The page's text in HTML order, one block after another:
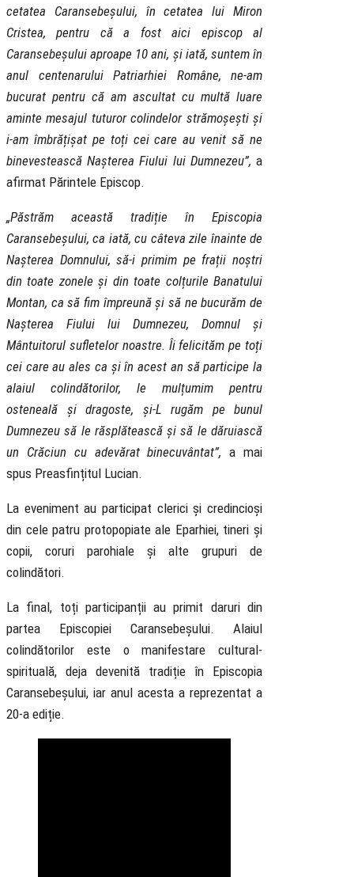
cetatea Caransebeșului, în cetatea lui Miron
Cristea, pentru că a fost aici episcop al
Caransebeșului aproape 10 ani, și iată, suntem în
anul centenarului Patriarhiei Române, ne-am
bucurat pentru că am ascultat cu multă luare
aminte mesajul tuturor colindelor strămoșești și
i-am îmbrățișat pe toți cei care au venit să ne
binevestească Nașterea Fiului lui Dumnezeu”, a
afirmat Părintele Episcop.
„Păstrăm această tradiție în Episcopia
Caransebeșului, ca iată, cu câteva zile înainte de
Nașterea Domnului, să-i primim pe frații noștri
din toate zonele și din toate colțurile Banatului
Montan, ca să fim împreună și să ne bucurăm de
Nașterea Fiului lui Dumnezeu, Domnul și
Mântuitorul sufletelor noastre. Îi felicităm pe toți
cei care au ales ca și în acest an să participe la
alaiul colindătorilor, le mulțumim pentru
osteneală și dragoste, și-L rugăm pe bunul
Dumnezeu să le răsplătească și să le dăruiască
un Crăciun cu adevărat binecuvântat”, a mai
spus Preasfințitul Lucian.
La eveniment au participat clerici și credincioși
din cele patru protopopiate ale Eparhiei, tineri și
copii, coruri parohiale și alte grupuri de
colindători.
La final, toți participanții au primit daruri din
partea Episcopiei Caransebeșului. Alaiul
colindătorilor este o manifestare cultural-
spirituală, deja devenită tradiție în Episcopia
Caransebeșului, iar anul acesta a reprezentat a
20-a ediție.